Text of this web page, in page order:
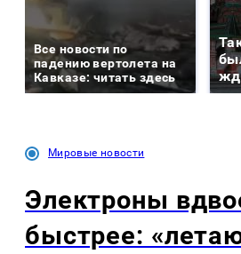
Все новости по
падению вертолета на
Кавказе: читать здесь
Мировые новости
Электроны
быстрее: